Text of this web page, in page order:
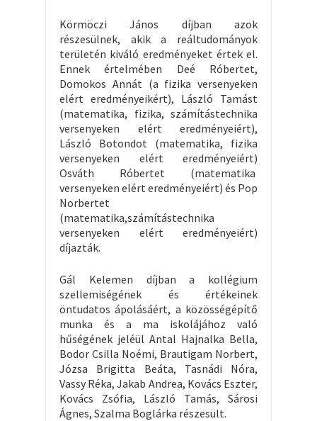
Körmöczi János díjban azok
részesülnek, akik a reáltudományok
területén kiváló eredményeket értek el.
Ennek értelmében Deé Róbertet,
Domokos Annát (a fizika versenyeken
elért eredményeikért), László Tamást
(matematika, fizika, számítástechnika
versenyeken elért eredményeiért),
László Botondot (matematika, fizika
versenyeken elért eredményeiért)
Osváth Róbertet (matematika
versenyeken elért eredményeiért) és Pop
Norbertet
(matematika,számítástechnika
versenyeken elért eredményeiért)
díjazták.
Gál Kelemen díjban a kollégium
szellemiségének és értékeinek
öntudatos ápolásáért, a közösségépítő
munka és a ma iskolájához való
hűségének jeléül Antal Hajnalka Bella,
Bodor Csilla Noémi, Brautigam Norbert,
Józsa Brigitta Beáta, Tasnádi Nóra,
Vassy Réka, Jakab Andrea, Kovács Eszter,
Kovács Zsófia, László Tamás, Sárosi
Ágnes, Szalma Boglárka részesült.